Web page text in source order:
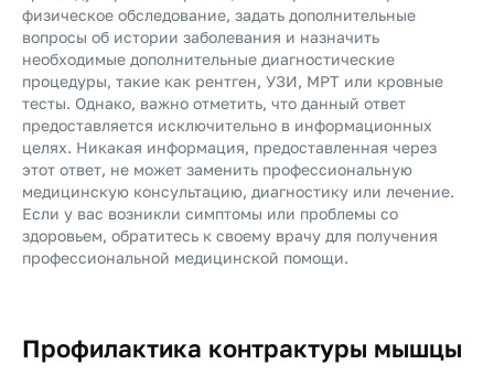
физическое обследование, задать дополнительные
вопросы об истории заболевания и назначить
необходимые дополнительные диагностические
процедуры, такие как рентген, УЗИ, МРТ или кровные
тесты. Однако, важно отметить, что данный ответ
предоставляется исключительно в информационных
целях. Никакая информация, предоставленная через
этот ответ, не может заменить профессиональную
медицинскую консультацию, диагностику или лечение.
Если у вас возникли симптомы или проблемы со
здоровьем, обратитесь к своему врачу для получения
профессиональной медицинской помощи.
Профилактика контрактуры мышцы